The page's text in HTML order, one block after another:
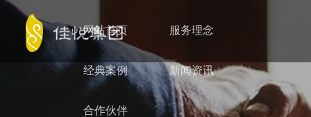
网站首页 服务理念
经典案例 新闻资讯
合作伙伴